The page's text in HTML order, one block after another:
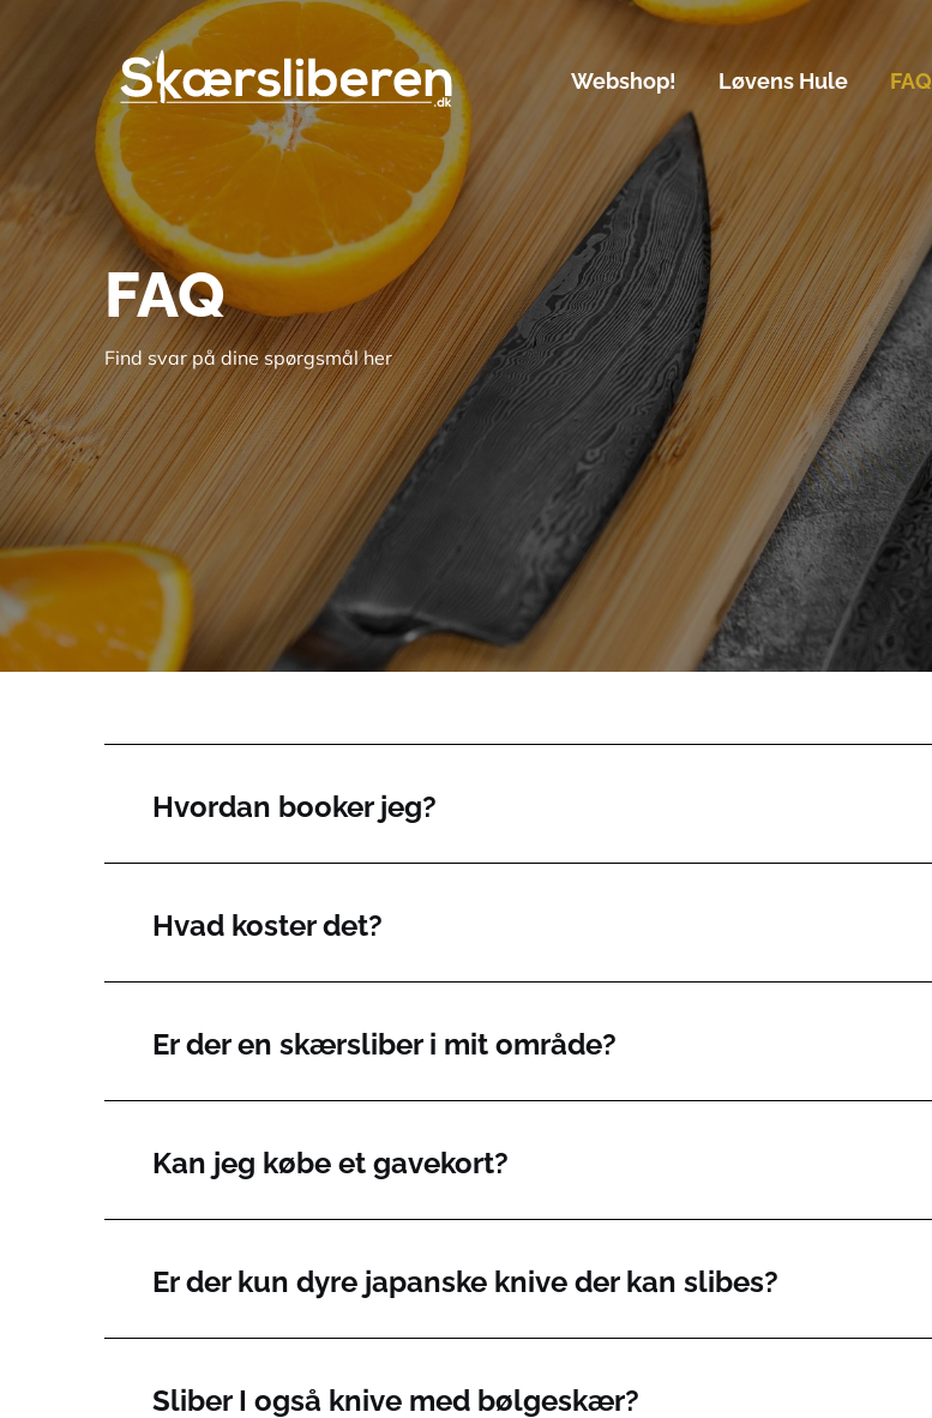
Main
navigation(DA)
Webshop! Løvens Hule FAQ
FAQ
Find svar på dine spørgsmål her
Hvordan booker jeg?
Hvad koster det?
Er der en skærsliber i mit område?
Kan jeg købe et gavekort?
Er der kun dyre japanske knive der kan slibes?
Sliber I også knive med bølgeskær?